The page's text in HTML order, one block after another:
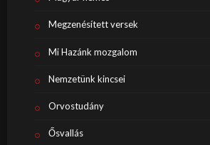
Megzenésített versek
Mi Hazánk mozgalom
Nemzetünk kincsei
Orvostudány
Ősvallás